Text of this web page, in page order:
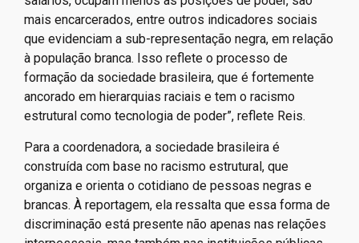
mais encarcerados, entre outros indicadores sociais
que evidenciam a sub-representação negra, em relação
à população branca. Isso reflete o processo de
formação da sociedade brasileira, que é fortemente
ancorado em hierarquias raciais e tem o racismo
estrutural como tecnologia de poder”, reflete Reis.
Para a coordenadora, a sociedade brasileira é
construída com base no racismo estrutural, que
organiza e orienta o cotidiano de pessoas negras e
brancas. À reportagem, ela ressalta que essa forma de
discriminação está presente não apenas nas relações